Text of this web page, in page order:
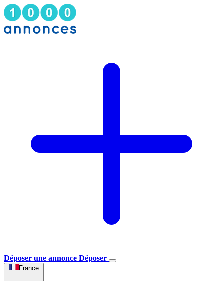
Déposer une annonce Déposer
France